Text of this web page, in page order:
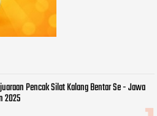
Pencak Silat Kalang Bentar Se - Jawa
2025